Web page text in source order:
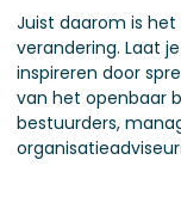
Juist daarom is
verandering. Laat
inspireren door
van het openbaar
bestuurders,